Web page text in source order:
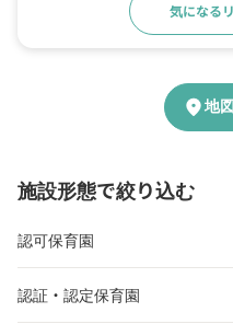
気になる
location_on地
施設形態で絞り込む
認可保育園
認証・認定保育園